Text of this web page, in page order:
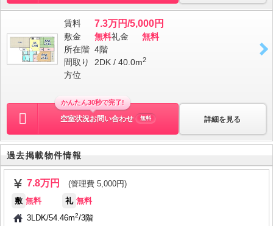
賃料 7.3万円/5,000円
敷金 無料礼金
無料
所在階 4階
間取り
2DK / 40.0m2
方位
詳細を見る
かんたん30秒で完了!
空室状況お問い合わせ 無料
過去掲載物件情報
7.8万円
(管理費 5,000円)
敷 無料 礼 無料
3LDK/54.46m2/3階